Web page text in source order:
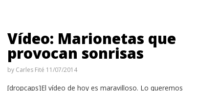
Vídeo: Marionetas que
provocan sonrisas
by Carles Fité 11/07/2014
[dropcaps]El vídeo de hoy es maravilloso. Lo queremos